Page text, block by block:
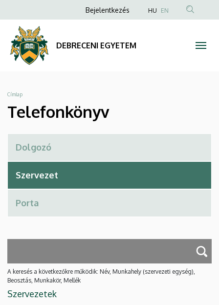
Telefonkönyv
DEBRECENI
EGYETEM
a
tartalomra
Anonim
menüje
Bejelentkezés HU EN
DEBRECENI EGYETEM
Morzsa
Címlap
Telefonkönyv
A keresés a következőkre működik: Név, Munkahely (szervezeti egység),
Beosztás, Munkakör, Mellék
Szervezetek